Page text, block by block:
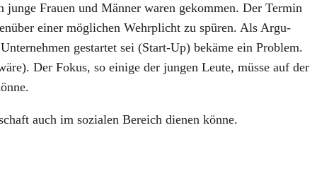
Frau­en und Män­ner waren gekom­men. Der Ter­min
einer mög­li­chen Wehrp­licht zu spü­ren. Als Argu­
gestar­tet sei (Start-Up) bekä­me ein Pro­blem.
Der Fokus, so eini­ge der jun­gen Leu­te, müs­se auf der
auch im sozia­len Bereich die­nen kön­ne.